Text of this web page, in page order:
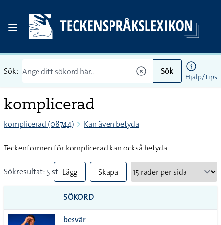
Sök: Sök
Hjälp/Tips
komplicerad
komplicerad (08744) Kan även betyda
Teckenformen för komplicerad kan också betyda
Sökresultat: 5 st Lägg
till
alla i
Skapa
SÖKORD
besvär